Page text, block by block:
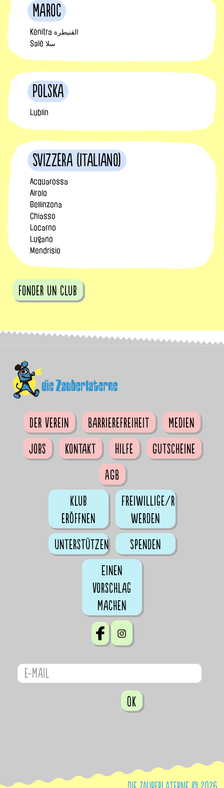
Maroc
Kénitra القنيطرة
Salé سلا
Polska
Lublin
Svizzera (Italiano)
Acquarossa
Airolo
Bellinzona
Chiasso
Locarno
Lugano
Mendrisio
fonder un club
Der Verein Barrierefreiheit
Medien
Jobs
Kontakt Hilfe
Gutscheine
AGB
Klub
eröffnen
Freiwillige/r
werden
Unterstützen
Spenden
Einen
Vorschlag
machen
OK